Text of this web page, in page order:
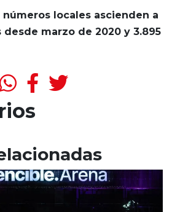
números locales ascienden a
desde marzo de 2020 y 3.895